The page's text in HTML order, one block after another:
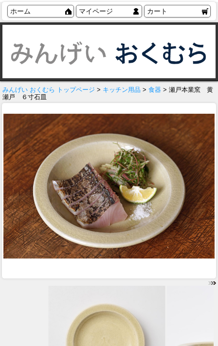
ホーム マイページ カート
みんげい おくむら トップページ > キッチン用品 > 食器 > 瀬戸本業窯 黄
瀬戸 ６寸石皿